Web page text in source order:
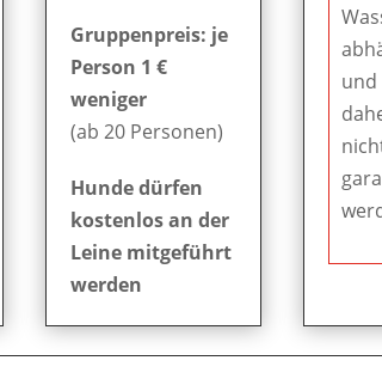
Gruppenpreis: je
Person 1 €
weniger
(ab 20 Personen)
Hunde dürfen
kostenlos an der
Leine mitgeführt
werden
und